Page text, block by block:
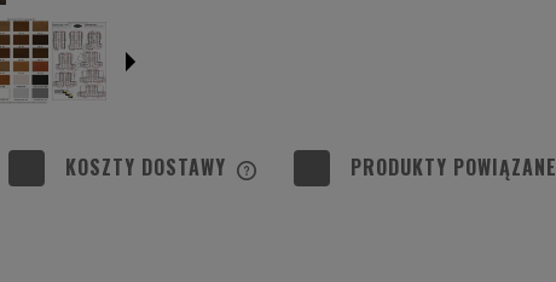
KOSZTY DOSTAWY PRODUKTY POWIĄZANE